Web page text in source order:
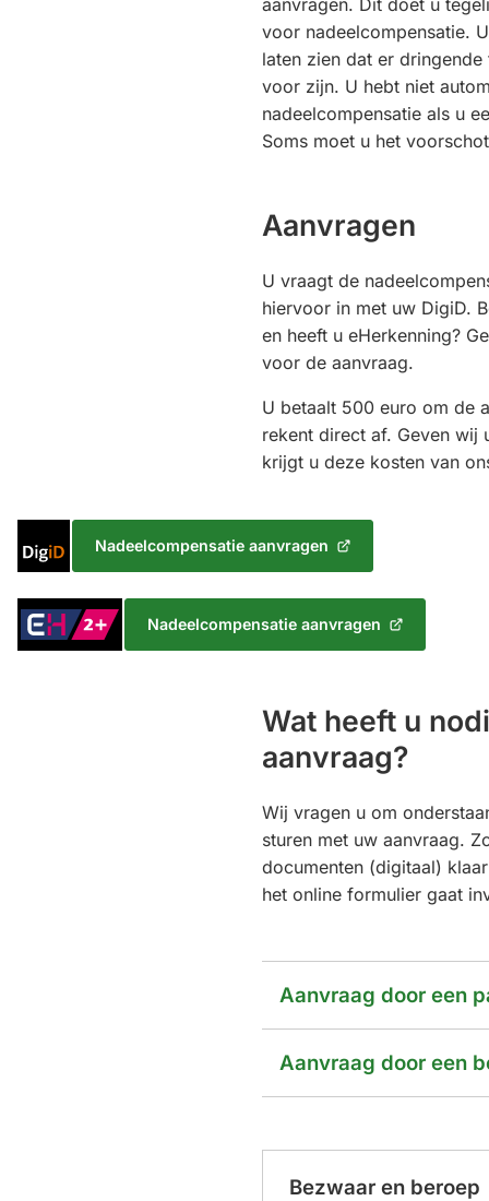
voor nadeelcompensatie.
laten zien dat er
voor zijn. U hebt niet
nadeelcompensatie als u
Soms moet u het
Aanvragen
U vraagt de
hiervoor in met uw DigiD.
en heeft u eHerkenning?
voor de aanvraag.
U betaalt 500 euro om de
rekent direct af. Geven wij
krijgt u deze kosten van
met
Nadeelcompensatie aanvragen
(Verwijst
een
externe
website)
Inloggen
met
Nadeelcompensatie aanvragen
(Verwijst
Wat heeft u
aanvraag?
Wij vragen u om
sturen met uw aanvraag.
documenten (digitaal)
het online formulier gaat
Aanvraag door een
Aanvraag door een
Bezwaar en beroep